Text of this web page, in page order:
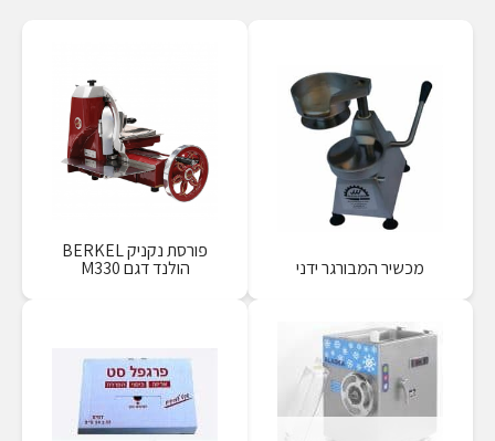
מכשיר המבורגר ידני
פורסת נקניק BERKEL
הולנד דגם M330